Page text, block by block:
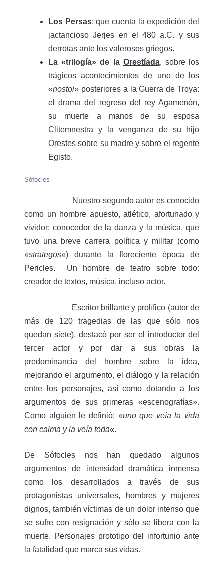
Los Persas: que cuenta la expedición del
jactancioso Jerjes en el 480 a.C. y sus
derrotas ante los valerosos griegos.
La «trilogía» de la Orestíada, sobre los
trágicos acontecimientos de uno de los
«nostoi» posteriores a la Guerra de Troya:
el drama del regreso del rey Agamenón,
su muerte a manos de su esposa
Clitemnestra y la venganza de su hijo
Orestes sobre su madre y sobre el regente
Egisto.
Sófocles
Nuestro segundo autor es conocido
como un hombre apuesto, atlético, afortunado y
vividor; conocedor de la danza y la música, que
tuvo una breve carrera política y militar (como
«strategos«) durante la floreciente época de
Pericles. Un hombre de teatro sobre todo:
creador de textos, música, incluso actor.
Escritor brillante y prolífico (autor de
más de 120 tragedias de las que sólo nos
quedan siete), destacó por ser el introductor del
tercer actor y por dar a sus obras la
predominancia del hombre sobre la idea,
mejorando el argumento, el diálogo y la relación
entre los personajes, así como dotando a los
argumentos de sus primeras «escenografías».
Como alguien le definió: «uno que veía la vida
con calma y la veía toda«.
De Sófocles nos han quedado algunos
argumentos de intensidad dramática inmensa
como los desarrollados a través de sus
protagonistas universales, hombres y mujeres
dignos, también víctimas de un dolor intenso que
se sufre con resignación y sólo se libera con la
muerte. Personajes prototipo del infortunio ante
la fatalidad que marca sus vidas.